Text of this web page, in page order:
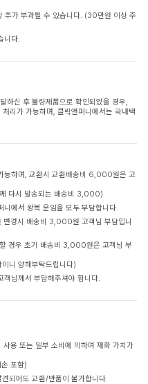
추가 부과될 수 있습니다. (30만원 이상 주
니다.
하신 후 불량제품으로 확인되었을 경우,
리가 가능하며, 클릭앤퍼니에서는 국내택
능하며, 교환시 교환배송비 6,000원은 고
다시 발송되는 배송비 3,000)
니에서 왕복 운임을 모두 부담합니다.
변경시 배송비 3,000원 고객님 부담입니
경우 초기 배송비 3,000원은 고객님 부
니 양해부탁드립니다)
님께서 부담해주셔야 합니다.
용 또는 일부 소비에 의하여 재화 가치가
포함)
되어도 교환/반품이 불가합니다.